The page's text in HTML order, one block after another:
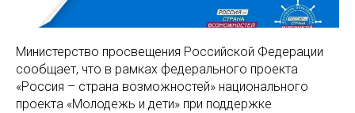
Министерство просвещения Российской Федерации
сообщает, что в рамках федерального проекта
«Россия – страна возможностей» национального
проекта «Молодежь и дети» при поддержке